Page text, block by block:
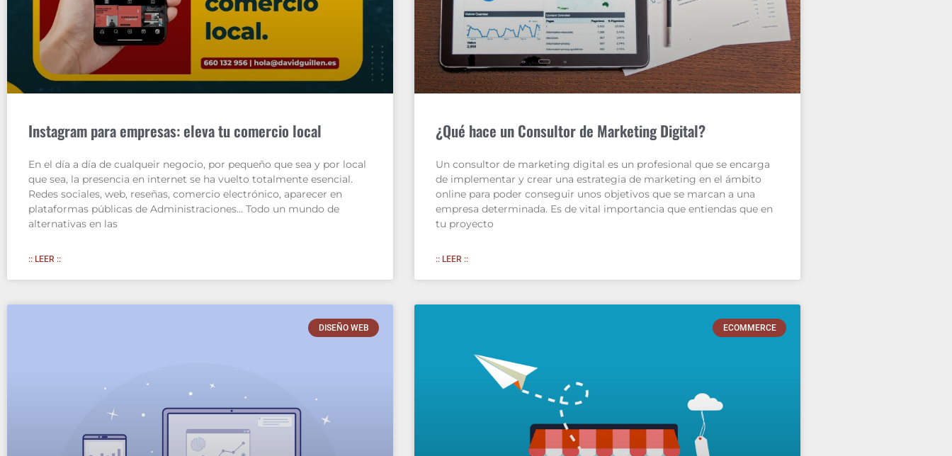
Instagram para empresas: eleva tu comercio local
En el día a día de cualqueir negocio, por pequeño que sea y por local
que sea, la presencia en internet se ha vuelto totalmente esencial.
Redes sociales, web, reseñas, comercio electrónico, aparecer en
plataformas públicas de Administraciones… Todo un mundo de
alternativas en las
:: LEER ::
¿Qué hace un Consultor de Marketing Digital?
Un consultor de marketing digital es un profesional que se encarga
de implementar y crear una estrategia de marketing en el ámbito
online para poder conseguir unos objetivos que se marcan a una
empresa determinada. Es de vital importancia que entiendas que en
tu proyecto
:: LEER ::
DISEÑO WEB ECOMMERCE